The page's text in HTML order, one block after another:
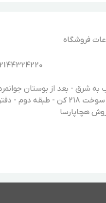
فروشگاه
به شرق - بعد از بوستان
- خروجی کن - جایگاه سوخت 218 کن - طبقه دوم - دفتر
هچاپارسا